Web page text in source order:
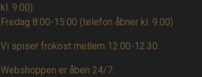
kl. 9.00)
Fredag 8:00-15:00 (telefon åbner kl. 9.00)
Vi spiser frokost mellem 12.00-12.30.
Webshoppen er åben 24/7.